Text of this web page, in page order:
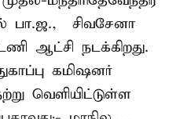
– சிவசேனா –
ஆட்சி நடக்கிறது.
கமிஷனர்
வெளியிட்டுள்ள